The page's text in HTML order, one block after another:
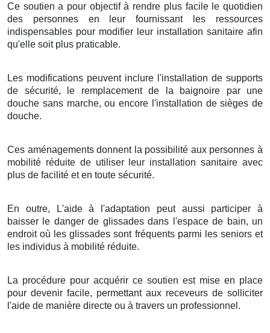
Ce soutien a pour objectif à rendre plus facile le quotidien
des personnes en leur fournissant les ressources
indispensables pour modifier leur installation sanitaire afin
qu'elle soit plus praticable.
Les modifications peuvent inclure l'installation de supports
de sécurité, le remplacement de la baignoire par une
douche sans marche, ou encore l'installation de sièges de
douche.
Ces aménagements donnent la possibilité aux personnes à
mobilité réduite de utiliser leur installation sanitaire avec
plus de facilité et en toute sécurité.
En outre, L'aide à l'adaptation peut aussi participer à
baisser le danger de glissades dans l'espace de bain, un
endroit où les glissades sont fréquents parmi les seniors et
les individus à mobilité réduite.
La procédure pour acquérir ce soutien est mise en place
pour devenir facile, permettant aux receveurs de solliciter
l'aide de manière directe ou à travers un professionnel.